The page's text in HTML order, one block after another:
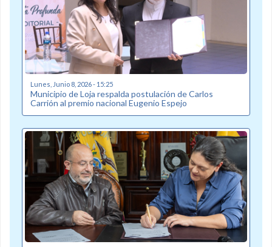
Lunes, Junio 8, 2026 - 15:25
Municipio de Loja respalda postulación de Carlos
Carrión al premio nacional Eugenio Espejo